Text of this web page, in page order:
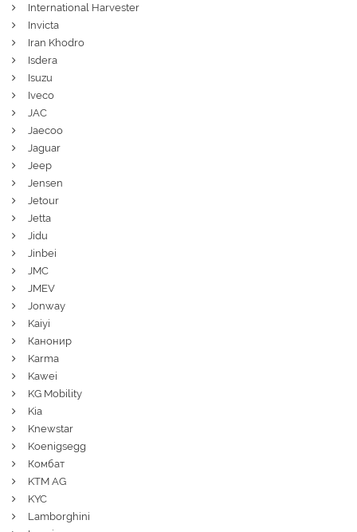
International Harvester
Invicta
Iran Khodro
Isdera
Isuzu
Iveco
JAC
Jaecoo
Jaguar
Jeep
Jensen
Jetour
Jetta
Jidu
Jinbei
JMC
JMEV
Jonway
Kaiyi
Канонир
Karma
Kawei
KG Mobility
Kia
Knewstar
Koenigsegg
Комбат
KTM AG
KYC
Lamborghini